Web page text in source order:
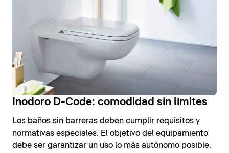
Inodoro D-Code: comodidad sin límites
Los baños sin barreras deben cumplir requisitos y
normativas especiales. El objetivo del equipamiento
debe ser garantizar un uso lo más autónomo posible.